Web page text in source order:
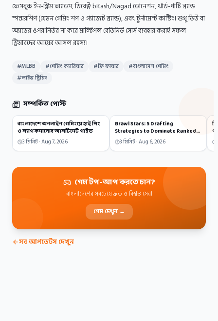
ফেসবুক ইন-স্ট্রিম অ্যাডস, ডিরেক্ট bKash/Nagad ডোনেশন, থার্ড-পার্টি ব্র্যান্ড
স্পন্সরশিপ (যেমন গেমিং শপ ও গ্যাজেট ব্র্যান্ড), এবং টুর্নামেন্ট কাস্টিং। শুধু ভিউ বা
অ্যাডের ওপর নির্ভর না করে মাল্টিপল রেভিনিউ সোর্স ব্যবহার করাই সফল
স্ট্রিমারদের আয়ের আসল রহস্য।
#MLBB #গেমিং ক্যারিয়ার #ফ্রি ফায়ার #বাংলাদেশ গেমিং
#লাইভ স্ট্রিমিং
সম্পর্কিত পোস্ট
বাংলাদেশে অনলাইন গেমিংয়ে হাই পিং
ও ল্যাগ কমানোর আলটিমেট গাইড
3মিনিট ·Aug 7, 2026
Brawl Stars: 5 Drafting
Strategies to Dominate Ranked
Solo Queue
3মিনিট ·Aug 6, 2026
গেম টপ-আপ করতে চান?
বাংলাদেশের সবচেয়ে দ্রুত ও বিশ্বস্ত সেবা
গেম দেখুন →
সব আপডেটস দেখুন